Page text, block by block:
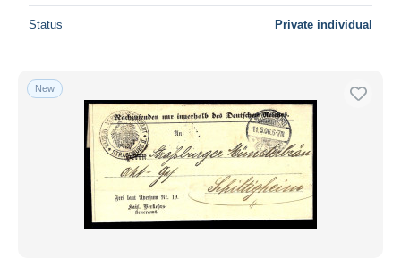
Status Private individual
New